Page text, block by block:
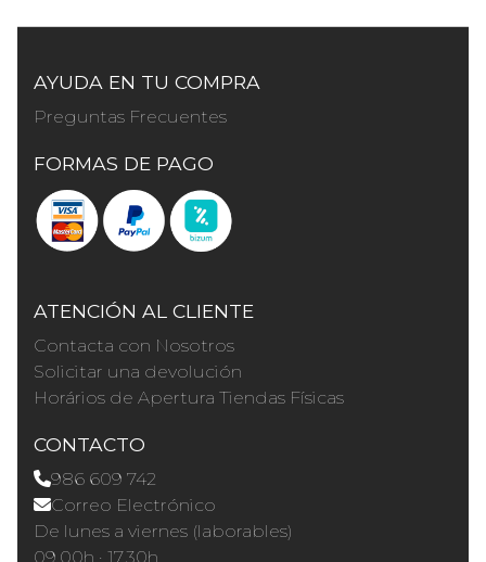
AYUDA EN TU COMPRA
Preguntas Frecuentes
FORMAS DE PAGO
ATENCIÓN AL CLIENTE
Contacta con Nosotros
Solicitar una devolución
Horários de Apertura Tiendas Físicas
CONTACTO
986 609 742
Correo Electrónico
De lunes a viernes (laborables)
09.00h · 17.30h